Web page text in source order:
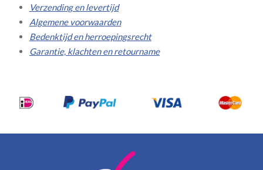
Verzending en levertijd
Algemene voorwaarden
Bedenktijd en herroepingsrecht
Garantie, klachten en retourname